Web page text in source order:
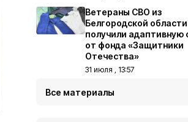
Ветераны СВО из
Белгородской области
получили адаптивную
от фонда «Защитники
Отечества»
31 июля , 13:57
Все материалы